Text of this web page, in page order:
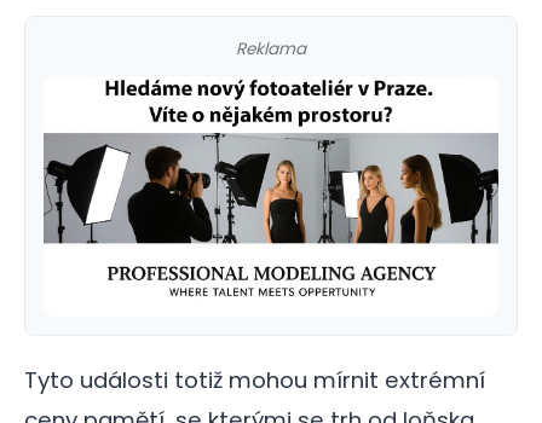
Reklama
Tyto události totiž mohou mírnit extrémní